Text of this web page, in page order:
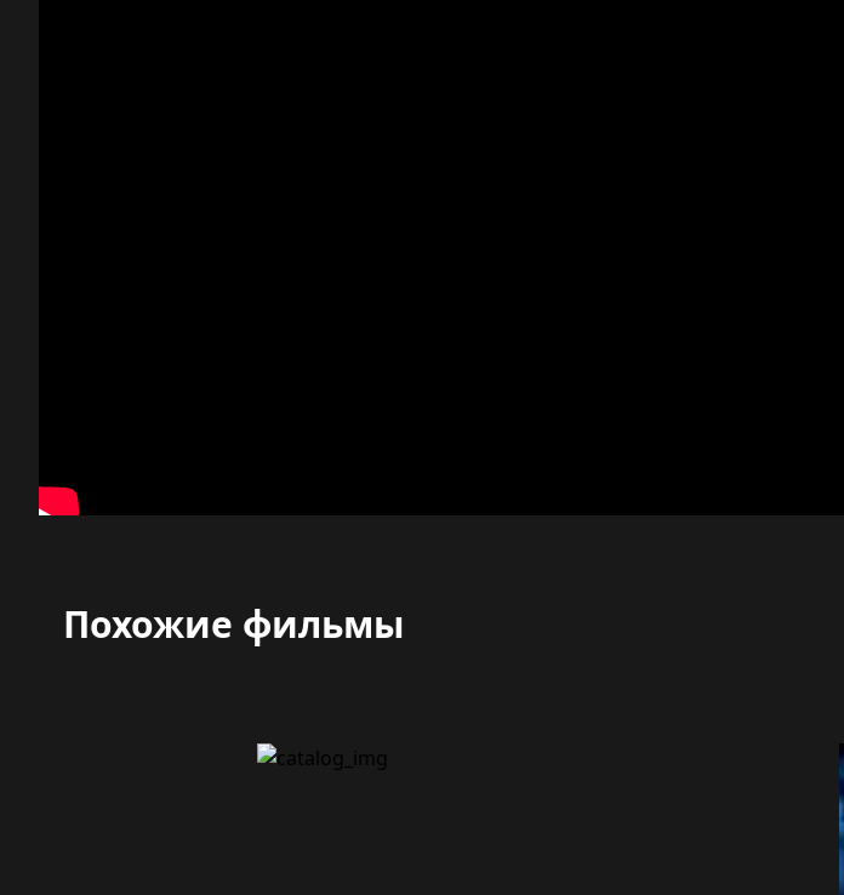
Похожие фильмы